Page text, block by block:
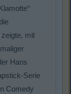
mit
Hans
Serie
Comedy